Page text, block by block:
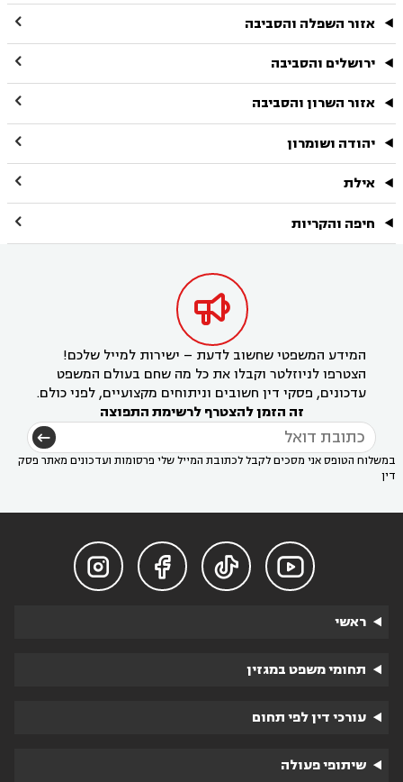
אזור השפלה והסביבה 
ירושלים והסביבה 
אזור השרון והסביבה 
יהודה ושומרון 
אילת 
חיפה והקריות 

המידע המשפטי שחשוב לדעת – ישירות למייל שלכם!
הצטרפו לניוזלטר וקבלו את כל מה שחם בעולם המשפט
עדכונים, פסקי דין חשובים וניתוחים מקצועיים, לפני כולם.
זה הזמן להצטרף לרשימת התפוצה
במשלוח הטופס אני מסכים לקבל לכתובת המייל שלי פרסומות ועדכונים מאתר פסק
דין




ראשי
תחומי משפט במגזין
עורכי דין לפי תחום
שיתופי פעולה